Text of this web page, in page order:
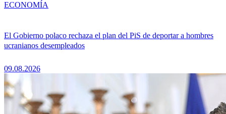
El Gobierno polaco rechaza el plan del PiS de deportar a hombres
ucranianos desempleados
09.08.2026
ECONOMÍA